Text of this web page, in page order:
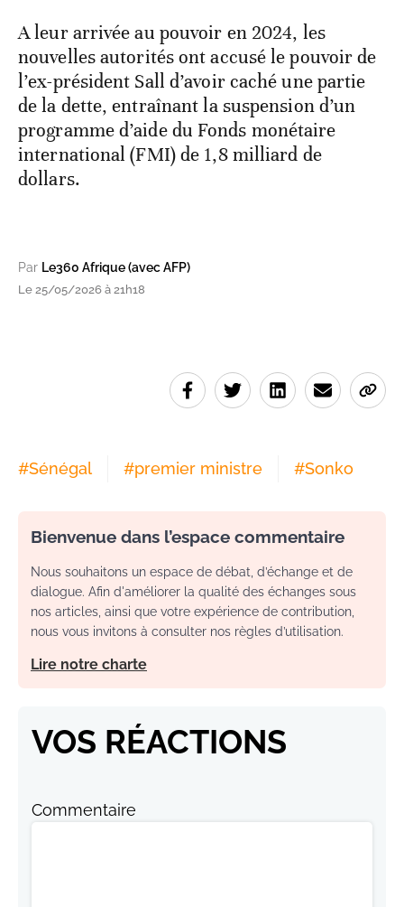
A leur arrivée au pouvoir en 2024, les
nouvelles autorités ont accusé le pouvoir de
l’ex-président Sall d’avoir caché une partie
de la dette, entraînant la suspension d’un
programme d’aide du Fonds monétaire
international (FMI) de 1,8 milliard de
dollars.
Par Le360 Afrique (avec AFP)
Le 25/05/2026 à 21h18
#Sénégal #premier ministre #Sonko
Bienvenue dans l’espace commentaire
Nous souhaitons un espace de débat, d’échange et de
dialogue. Afin d'améliorer la qualité des échanges sous
nos articles, ainsi que votre expérience de contribution,
nous vous invitons à consulter nos règles d’utilisation.
Lire notre charte
VOS RÉACTIONS
Commentaire